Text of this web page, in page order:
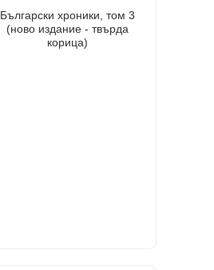
Български хроники, том 3
(ново издание - твърда
корица)